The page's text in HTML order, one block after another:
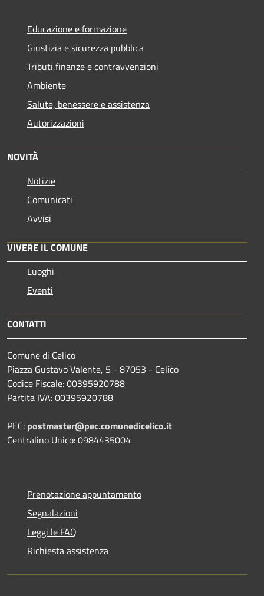
Educazione e formazione
Giustizia e sicurezza pubblica
Tributi,finanze e contravvenzioni
Ambiente
Salute, benessere e assistenza
Autorizzazioni
NOVITÀ
Notizie
Comunicati
Avvisi
VIVERE IL COMUNE
Luoghi
Eventi
CONTATTI
Comune di Celico
Piazza Gustavo Valente, 5 - 87053 - Celico
Codice Fiscale: 00395920788
Partita IVA: 00395920788
PEC: postmaster@pec.comunedicelico.it
Centralino Unico: 0984435004
Prenotazione appuntamento
Segnalazioni
Leggi le FAQ
Richiesta assistenza